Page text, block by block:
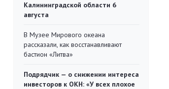
Калининградской области 6
августа
В Музее Мирового океана
рассказали, как восстанавливают
бастион «Литва»
Подрядчик — о снижении интереса
инвесторов к ОКН: «У всех плохое